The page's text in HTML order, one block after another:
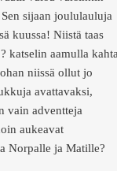
sijaan joululauluja
kuussa! Niistä taas
katselin aamulla
niissä ollut jo
avattavaksi,
vain adventteja
aukeavat
Norpalle ja Matille?